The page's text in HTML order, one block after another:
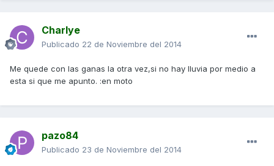
Charlye
Publicado 22 de Noviembre del 2014
Me quede con las ganas la otra vez,si no hay lluvia por medio a
esta si que me apunto. :en moto
pazo84
Publicado 23 de Noviembre del 2014